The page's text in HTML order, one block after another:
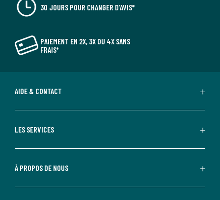
30 JOURS POUR CHANGER D'AVIS*
PAIEMENT EN 2X, 3X OU 4X SANS
FRAIS*
AIDE & CONTACT
LES SERVICES
À PROPOS DE NOUS